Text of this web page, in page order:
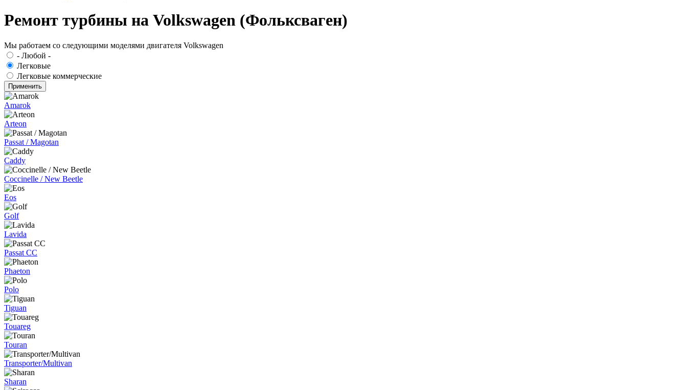
Ремонт турбины на Volkswagen (Фольксваген)
Мы работаем со следующими моделями двигателя Volkswagen
- Любой -
Легковые
Легковые коммерческие
Amarok
Arteon
Passat / Magotan
Caddy
Coccinelle / New Beetle
Eos
Golf
Lavida
Passat CC
Phaeton
Polo
Tiguan
Touareg
Touran
Transporter/Multivan
Sharan